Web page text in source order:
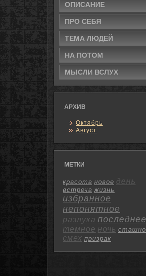
ОПИСАНИЕ
ПРΟ СЕБЯ
ТЕМА ЛЮДЕЙ
НА ПОТΟМ
МЫСЛИ ВСЛУХ
АРХИВ
Октябрь
Август
МЕТКИ
красота новое день
встреча жизнь
избранное
непонятное
разлука последнее
темное ночь сташно
смех призрак